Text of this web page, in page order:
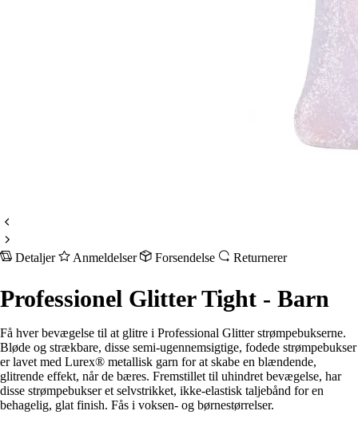
Detaljer Anmeldelser Forsendelse Returnerer
Professionel Glitter Tight - Barn
Få hver bevægelse til at glitre i Professional Glitter strømpebukserne.
Bløde og strækbare, disse semi-ugennemsigtige, fodede strømpebukser
er lavet med Lurex® metallisk garn for at skabe en blændende,
glitrende effekt, når de bæres. Fremstillet til uhindret bevægelse, har
disse strømpebukser et selvstrikket, ikke-elastisk taljebånd for en
behagelig, glat finish. Fås i voksen- og børnestørrelser.